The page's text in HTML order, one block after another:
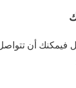
فيمكنك أن